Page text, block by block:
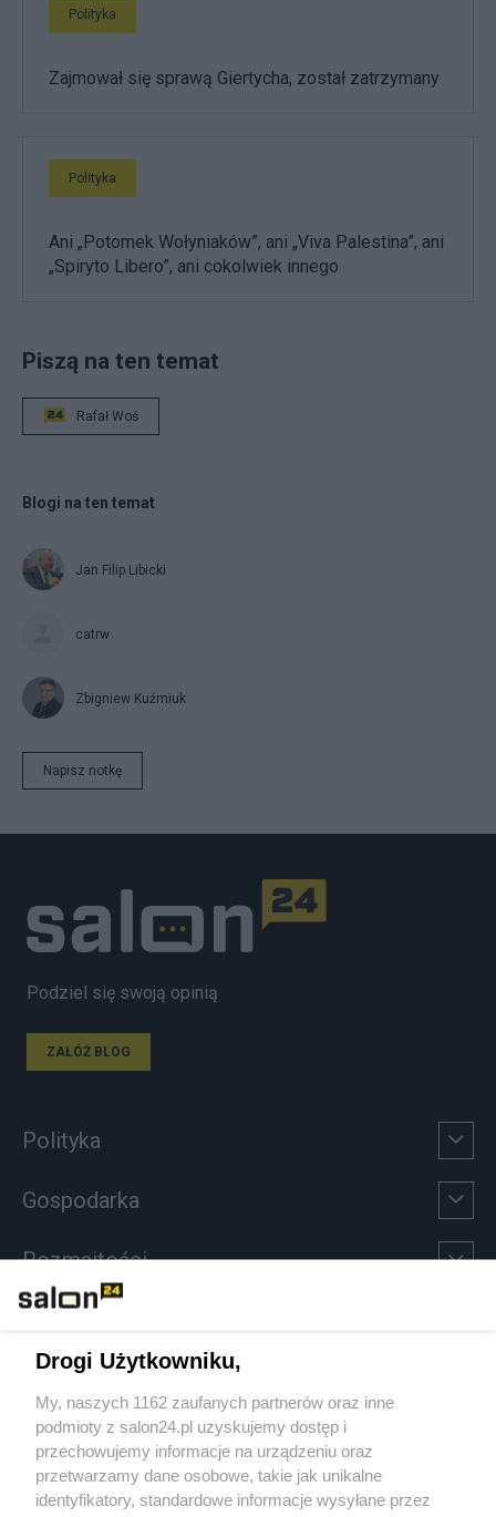
Polityka
Zajmował się sprawą Giertycha, został zatrzymany
Polityka
Ani „Potomek Wołyniaków”, ani „Viva Palestina”, ani
„Spiryto Libero”, ani cokolwiek innego
Piszą na ten temat
Rafał Woś
Blogi na ten temat
Jan Filip Libicki
catrw
Zbigniew Kuźmiuk
Napisz notkę
Podziel się swoją opinią
ZAŁÓŻ BLOG
Polityka
Gospodarka
Rozmaitości
Sport
Społeczeństwo
Kultura
Drogi Użytkowniku,
My, naszych 1162 zaufanych partnerów oraz inne
podmioty z salon24.pl uzyskujemy dostęp i
przechowujemy informacje na urządzeniu oraz
przetwarzamy dane osobowe, takie jak unikalne
identyfikatory, standardowe informacje wysyłane przez